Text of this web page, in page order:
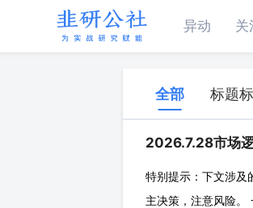
异动 关
全部 标题
2026.7.28市场
特别提示：下文涉及
主决策，注意风险